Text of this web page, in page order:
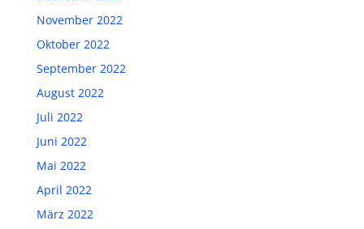
November 2022
Oktober 2022
September 2022
August 2022
Juli 2022
Juni 2022
Mai 2022
April 2022
März 2022